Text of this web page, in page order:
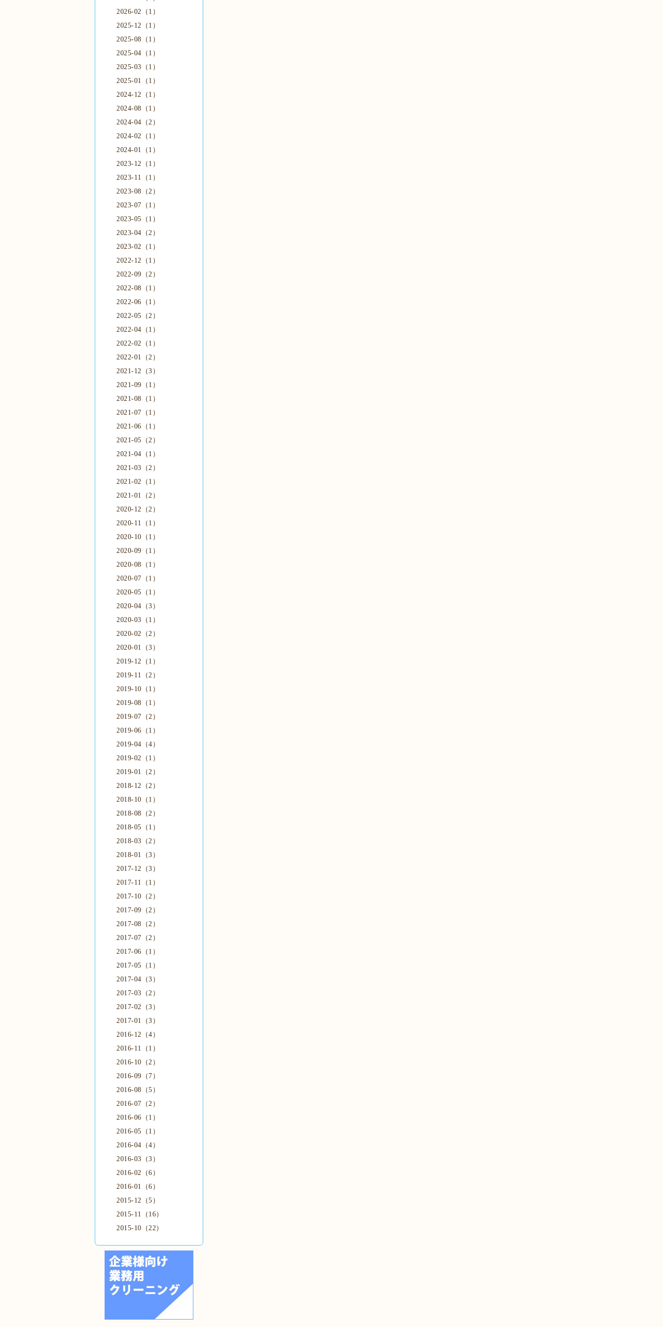
2026-02（1）
2025-12（1）
2025-08（1）
2025-04（1）
2025-03（1）
2025-01（1）
2024-12（1）
2024-08（1）
2024-04（2）
2024-02（1）
2024-01（1）
2023-12（1）
2023-11（1）
2023-08（2）
2023-07（1）
2023-05（1）
2023-04（2）
2023-02（1）
2022-12（1）
2022-09（2）
2022-08（1）
2022-06（1）
2022-05（2）
2022-04（1）
2022-02（1）
2022-01（2）
2021-12（3）
2021-09（1）
2021-08（1）
2021-07（1）
2021-06（1）
2021-05（2）
2021-04（1）
2021-03（2）
2021-02（1）
2021-01（2）
2020-12（2）
2020-11（1）
2020-10（1）
2020-09（1）
2020-08（1）
2020-07（1）
2020-05（1）
2020-04（3）
2020-03（1）
2020-02（2）
2020-01（3）
2019-12（1）
2019-11（2）
2019-10（1）
2019-08（1）
2019-07（2）
2019-06（1）
2019-04（4）
2019-02（1）
2019-01（2）
2018-12（2）
2018-10（1）
2018-08（2）
2018-05（1）
2018-03（2）
2018-01（3）
2017-12（3）
2017-11（1）
2017-10（2）
2017-09（2）
2017-08（2）
2017-07（2）
2017-06（1）
2017-05（1）
2017-04（3）
2017-03（2）
2017-02（3）
2017-01（3）
2016-12（4）
2016-11（1）
2016-10（2）
2016-09（7）
2016-08（5）
2016-07（2）
2016-06（1）
2016-05（1）
2016-04（4）
2016-03（3）
2016-02（6）
2016-01（6）
2015-12（5）
2015-11（16）
2015-10（22）